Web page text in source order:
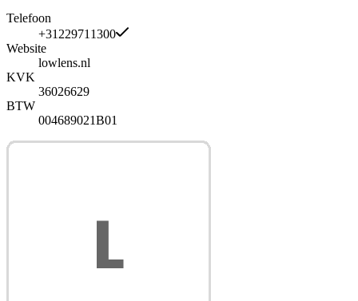
Telefoon
+31229711300
Website
lowlens.nl
KVK
36026629
BTW
004689021B01